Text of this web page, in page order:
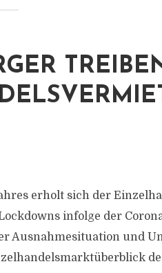
erholt sich der
infolge der
Ausnahmesituation und